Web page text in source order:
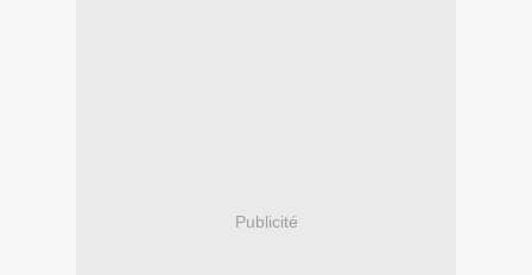
Publicité